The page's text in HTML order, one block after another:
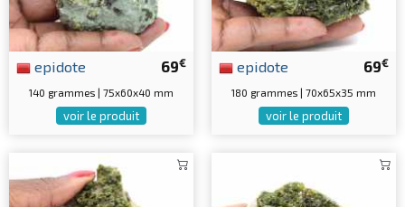
69€
epidote
140 grammes | 75x60x40 mm
voir le produit
69€
epidote
180 grammes | 70x65x35 mm
voir le produit